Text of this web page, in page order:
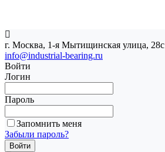
г. Москва, 1-я Мытищинская улица, 28с
info@industrial-bearing.ru
Войти
Логин
Пароль
Запомнить меня
Забыли пароль?